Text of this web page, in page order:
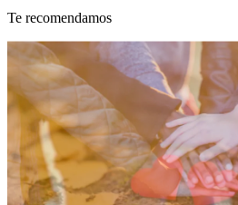
Te recomendamos